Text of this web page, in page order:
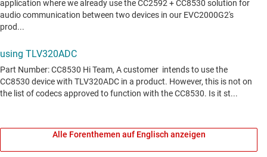
Alle Forenthemen auf Englisch anzeigen